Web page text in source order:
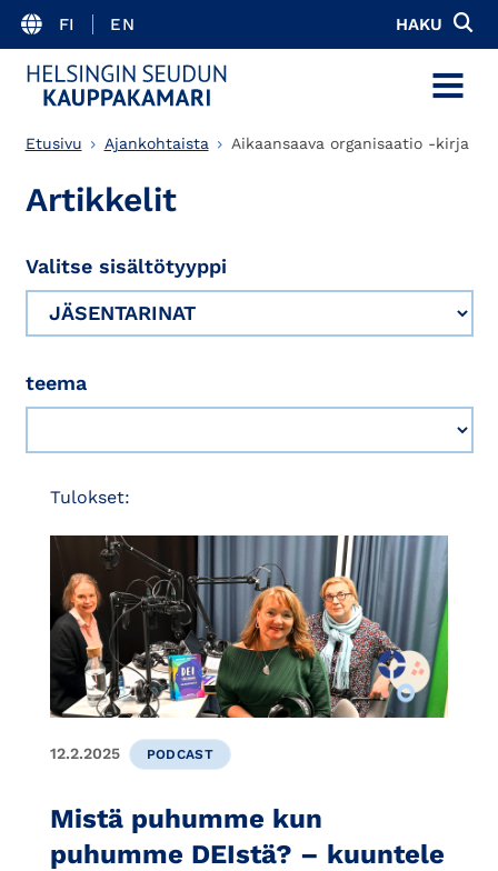
FI EN HAKU
MENU
Etusivu Ajankohtaista Aikaansaava organisaatio -kirja
Artikkelit
Valitse sisältötyyppi
teema
Tulokset:
12.2.2025 PODCAST
Mistä puhumme kun
puhumme DEIstä? – kuuntele